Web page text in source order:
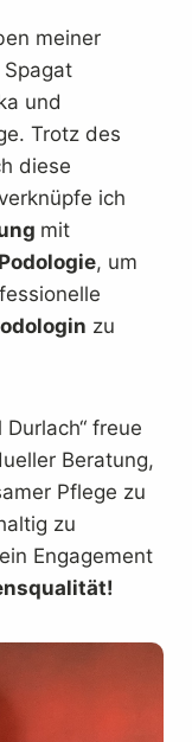
meiner
und
Trotz des
diese
ich
mit
Podologie, um
zu
freue
Beratung,
Pflege zu
zu
Engagement